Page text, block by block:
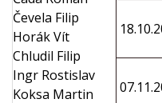
Čevela Filip
Horák Vít
Chludil Filip
Ingr Rostislav
Koksa Martin